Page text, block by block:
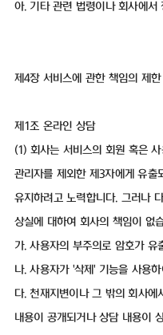
아. 기타 관련 법령이나 회사에서
제4장 서비스에 관한 책임의 제한
제1조 온라인 상담
(1) 회사는 서비스의 회원 혹은
관리자를 제외한 제3자에게 유출
유지하려고 노력합니다. 그러나
상실에 대하여 회사의 책임이 없
가. 사용자의 부주의로 암호가 유
나. 사용자가 '삭제' 기능을 사용
다. 천재지변이나 그 밖의 회사
내용이 공개되거나 상담 내용이